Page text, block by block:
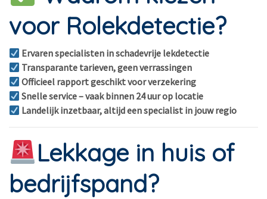
voor Rolekdetectie?
Ervaren specialisten in schadevrije lekdetectie
Transparante tarieven, geen verrassingen
Officieel rapport geschikt voor verzekering
Snelle service – vaak binnen 24 uur op locatie
Landelijk inzetbaar, altijd een specialist in jouw regio
Lekkage in huis of
bedrijfspand?